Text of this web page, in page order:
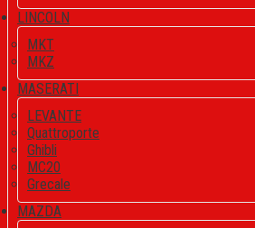
LINCOLN
MKT
MKZ
MASERATI
LEVANTE
Quattroporte
Ghibli
MC20
Grecale
MAZDA